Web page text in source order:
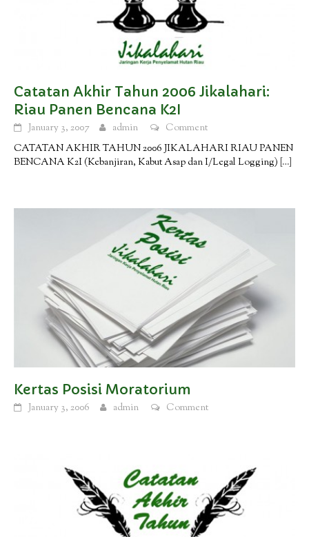
Catatan Akhir Tahun 2006 Jikalahari:
Riau Panen Bencana K2I
January 3, 2007 admin
Comment
CATATAN AKHIR TAHUN 2006 JIKALAHARI RIAU PANEN
BENCANA K2I (Kebanjiran, Kabut Asap dan I/Legal Logging) […]
Kertas Posisi Moratorium
January 3, 2006 admin Comment